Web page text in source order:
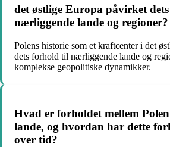
det østlige Europa påvirket
nærliggende lande og regioner?
Polens historie som et kraftcenter i det
dets forhold til nærliggende lande og
komplekse geopolitiske dynamikker.
Hvad er forholdet mellem
lande, og hvordan har dette
over tid?